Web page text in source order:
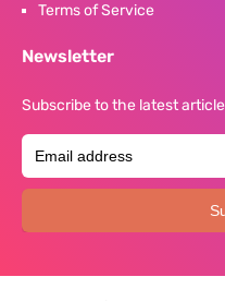
Terms of Service
Newsletter
Subscribe to the latest